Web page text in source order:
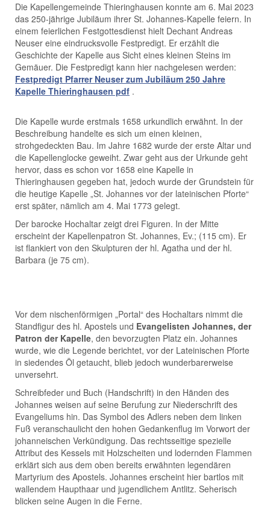
Die Kapellengemeinde Thieringhausen konnte am 6. Mai 2023
das 250-jährige Jubiläum ihrer St. Johannes-Kapelle feiern. In
einem feierlichen Festgottesdienst hielt Dechant Andreas
Neuser eine eindrucksvolle Festpredigt. Er erzählt die
Geschichte der Kapelle aus Sicht eines kleinen Steins im
Gemäuer. Die Festpredigt kann hier nachgelesen werden:
Festpredigt Pfarrer Neuser zum Jubiläum 250 Jahre
Kapelle Thieringhausen pdf .
Die Kapelle wurde erstmals 1658 urkundlich erwähnt. In der
Beschreibung handelte es sich um einen kleinen,
strohgedeckten Bau. Im Jahre 1682 wurde der erste Altar und
die Kapellenglocke geweiht. Zwar geht aus der Urkunde geht
hervor, dass es schon vor 1658 eine Kapelle in
Thieringhausen gegeben hat, jedoch wurde der Grundstein für
die heutige Kapelle „St. Johannes vor der lateinischen Pforte“
erst später, nämlich am 4. Mai 1773 gelegt.
Der barocke Hochaltar zeigt drei Figuren. In der Mitte
erscheint der Kapellenpatron St. Johannes, Ev.; (115 cm). Er
ist flankiert von den Skulpturen der hl. Agatha und der hl.
Barbara (je 75 cm).
Vor dem nischenförmigen „Portal“ des Hochaltars nimmt die
Standfigur des hl. Apostels und Evangelisten Johannes, der
Patron der Kapelle, den bevorzugten Platz ein. Johannes
wurde, wie die Legende berichtet, vor der Lateinischen Pforte
in siedendes Öl getaucht, blieb jedoch wunderbarerweise
unversehrt.
Schreibfeder und Buch (Handschrift) in den Händen des
Johannes weisen auf seine Berufung zur Niederschrift des
Evangeliums hin. Das Symbol des Adlers neben dem linken
Fuß veranschaulicht den hohen Gedankenflug im Vorwort der
johanneischen Verkündigung. Das rechtsseitige spezielle
Attribut des Kessels mit Holzscheiten und lodernden Flammen
erklärt sich aus dem oben bereits erwähnten legendären
Martyrium des Apostels. Johannes erscheint hier bartlos mit
wallendem Haupthaar und jugendlichem Antlitz. Seherisch
blicken seine Augen in die Ferne.